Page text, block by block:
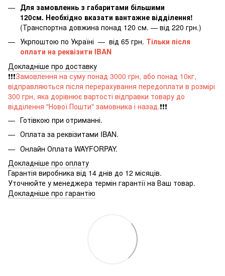
Для замовленнь з габаритами більшими
120см. Необхідно вказати вантажне відділення!
(Транспортна довжина понад 120 см. — від 220 грн.)
Укрпоштою по Україні — від 65 грн. Тільки після
оплати на реквізити IBAN
Докладніше про доставку
❗️❗️❗️Замовлення на суму понад 3000 грн, або понад 10кг,
відправляються після перерахування передоплати в розмірі
300 грн, яка дорівнює вартості відправки товару до
відділення "Нової Пошти" замовника і назад.❗️❗️❗️
Готівкою при отриманні.
Оплата за реквізитами IBAN.
Онлайн Оплата WAYFORPAY.
Докладніше про оплату
Гарантія виробника від 14 днів до 12 місяців.
Уточнюйте у менеджера термін гарантії на Ваш товар.
Докладніше про гарантію